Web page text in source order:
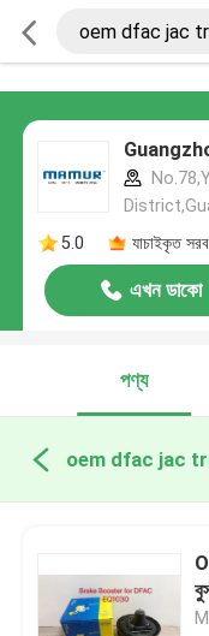
5.0
যাচাইকৃত
এখন ডাকো
পণ্য
oem dfac jac